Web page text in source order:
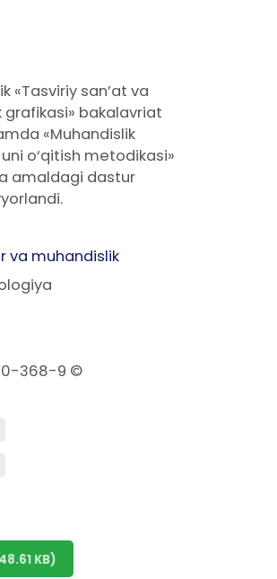
«Tasviriy san’at va
grafikasi» bakalavriat
«Muhandislik
o‘qitish metodikasi»
amaldagi dastur
va muhandislik
368-9 ©
KB)